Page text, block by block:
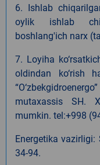
6. Ishlab
oylik ishlab
boshlang'ich narx
7. Loyiha
oldindan ko‘rish
mutaxassis
SH.
mumkin. tel:+998
Energetika vazirligi:
34-94.